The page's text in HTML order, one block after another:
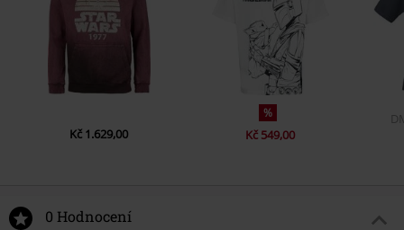
Kč 1.629,00
%
Kč 549,00
0 Hodnocení